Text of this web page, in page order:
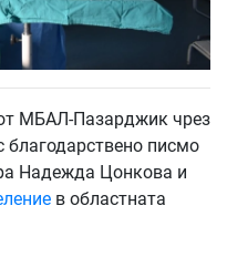
МБАЛ-Пазарджик чрез
благодарствено писмо
Надежда Цонкова и
в областната